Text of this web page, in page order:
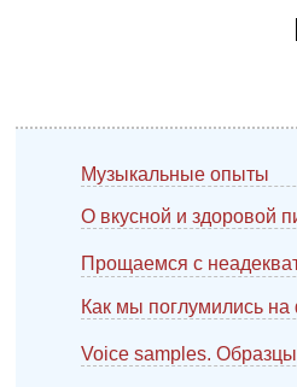
Музыкальные опыты
О вкусной и здоровой
Прощаемся с
Как мы поглумились
Voice samples. Образцы